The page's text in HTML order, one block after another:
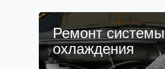
Ремонт системы
охлаждения